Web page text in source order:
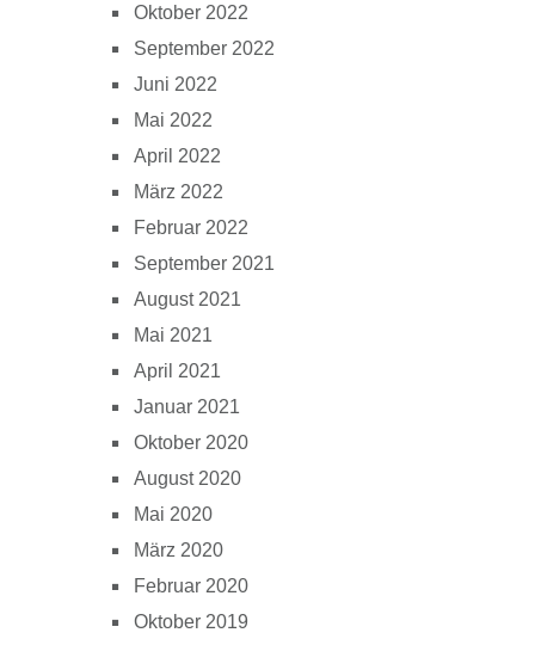
Oktober 2022
September 2022
Juni 2022
Mai 2022
April 2022
März 2022
Februar 2022
September 2021
August 2021
Mai 2021
April 2021
Januar 2021
Oktober 2020
August 2020
Mai 2020
März 2020
Februar 2020
Oktober 2019